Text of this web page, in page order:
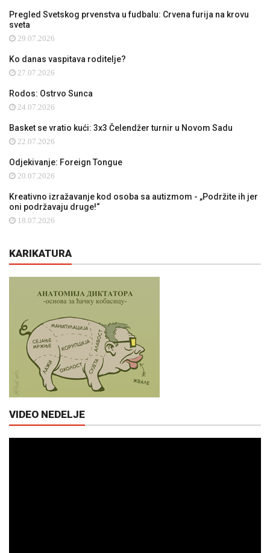
Pregled Svetskog prvenstva u fudbalu: Crvena furija na krovu
sveta
29.07.2026
Ko danas vaspitava roditelje?
27.07.2026
Rodos: Ostrvo Sunca
24.07.2026
Basket se vratio kući: 3x3 Čelendžer turnir u Novom Sadu
22.07.2026
Odjekivanje: Foreign Tongue
20.07.2026
Kreativno izražavanje kod osoba sa autizmom - „Podržite ih jer
oni podržavaju druge!“
18.07.2026
KARIKATURA
VIDEO NEDELJE